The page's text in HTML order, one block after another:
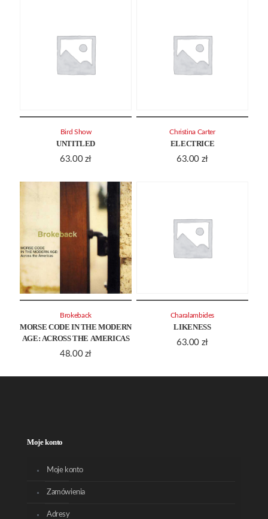
UNTITLED
63.00 zł
Bird Show
ELECTRICE
63.00 zł
Christina Carter
MORSE CODE IN THE MODERN
AGE: ACROSS THE AMERICAS
48.00 zł
Brokeback
LIKENESS
63.00 zł
Charalambides
Moje konto
Moje konto
Zamówienia
Adresy